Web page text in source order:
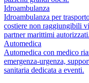
Idroambulanza
Idroambulanza per
costiere non raggiungibili
partner marittimi autorizzati.
Automedica
Automedica con medico
emergenza-urgenza,
sanitaria dedicata a eventi.